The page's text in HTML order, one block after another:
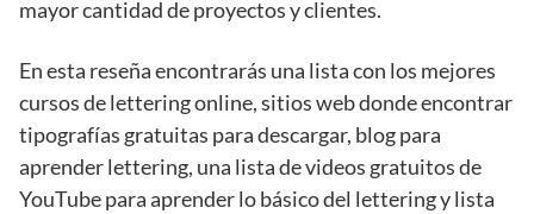
mayor cantidad de proyectos y clientes.
En esta reseña encontrarás una lista con los mejores
cursos de lettering online, sitios web donde encontrar
tipografías gratuitas para descargar, blog para
aprender lettering, una lista de videos gratuitos de
YouTube para aprender lo básico del lettering y lista